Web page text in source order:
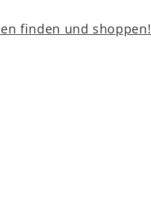
finden und shoppen!